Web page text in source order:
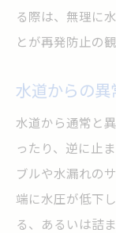
る際は、無理に
とが再発防止の
水道からの
水道から通常と
ったり、逆に止
ブルや水漏れの
端に水圧が低下
る、あるいは詰